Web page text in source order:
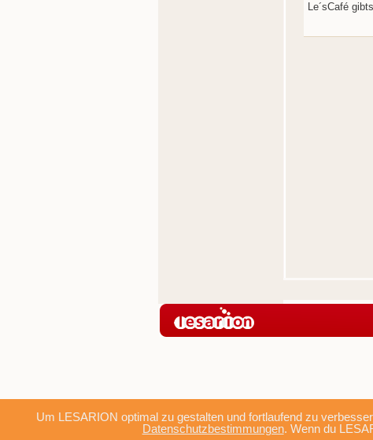
Um LESARION optimal zu gestalten und fortlaufend zu
Datenschutzbestimmungen. Wenn du
Le´sCafé